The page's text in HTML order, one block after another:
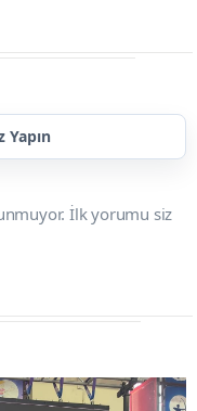
Yapın
İlk yorumu siz